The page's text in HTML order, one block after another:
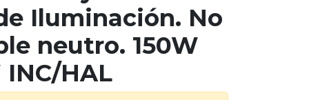
Iluminación. No
neutro. 150W
INC/HAL